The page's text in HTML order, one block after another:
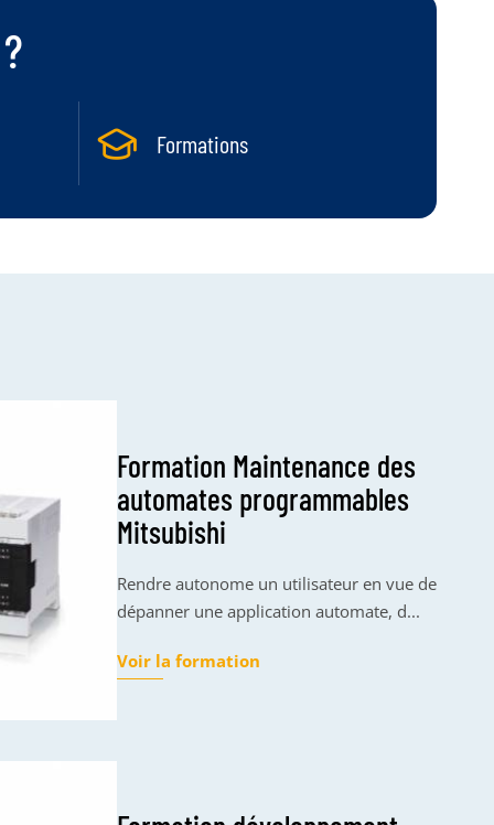
Formations
Formation Maintenance des
automates programmables
Mitsubishi
Rendre autonome un utilisateur en vue de
dépanner une application automate, d...
Voir la formation